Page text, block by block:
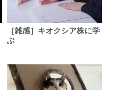
［雑感］キオクシア株に学
ぶ